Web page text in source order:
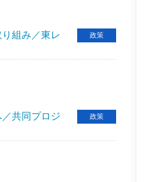
組み／東レ
政策
共同プロジ
政策